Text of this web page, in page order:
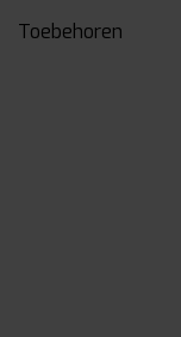
Toebehoren